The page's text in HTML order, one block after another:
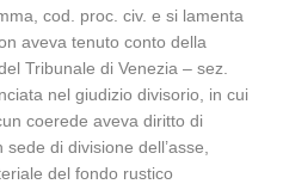
cod. proc. civ. e si lamenta
aveva tenuto conto della
Tribunale di Venezia – sez.
nel giudizio divisorio, in cui
coerede aveva diritto di
di divisione dell’asse,
del fondo rustico